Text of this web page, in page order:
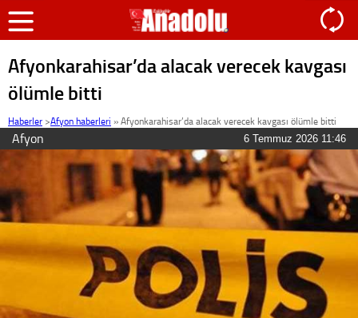
Afyonkarahisar’da alacak verecek kavgası
ölümle bitti
Haberler >Afyon haberleri »Afyonkarahisar’da alacak verecek kavgası ölümle bitti
Afyon 6 Temmuz 2026 11:46